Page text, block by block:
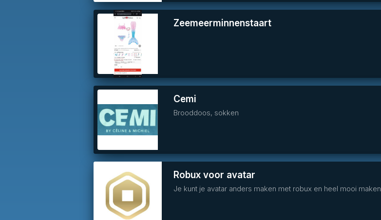
Zeemeerminnenstaart
Cemi
Brooddoos, sokken
Robux voor avatar
Je kunt je avatar anders maken met robux en heel mooi maken